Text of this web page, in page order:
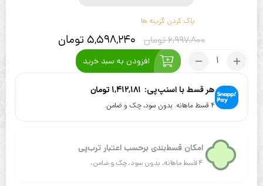
پاک کردن گزینه ها
6,997,800تومان 5,598,240 تومان
تعداد:
طرح
قلب
نهایت
افزودن به سبد خرید
هر قسط با اسنپ‌پی: 1,412,181 تومان
۴ قسط ماهانه. بدون سود، چک و ضامن.
امکان قسط‌بندی برحسب اعتبار ترب‌پی
۴ قسط ماهانه. بدون سود، چک و ضامن.